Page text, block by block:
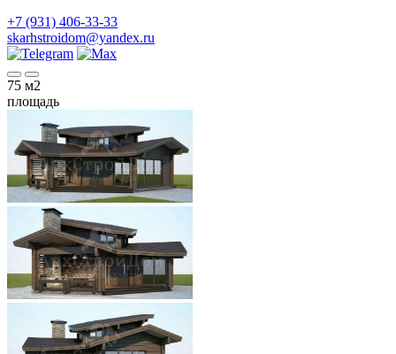
+7 (931) 406-33-33
skarhstroidom@yandex.ru
75 м2
площадь